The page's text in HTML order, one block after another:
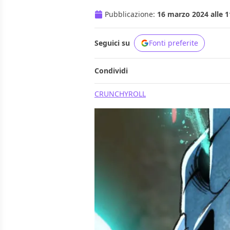
Pubblicazione: 16 marzo 2024 alle
Seguici su Fonti preferite
Condividi
CRUNCHYROLL